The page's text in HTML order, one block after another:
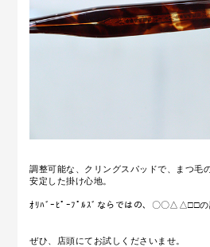
調整可能な、クリングスパッドで、まつ毛
安定した掛け心地。
ｵﾘﾊﾞｰﾋﾟｰﾌﾟﾙｽﾞならではの、〇〇△△□□の
ぜひ、店頭にてお試しくださいませ。